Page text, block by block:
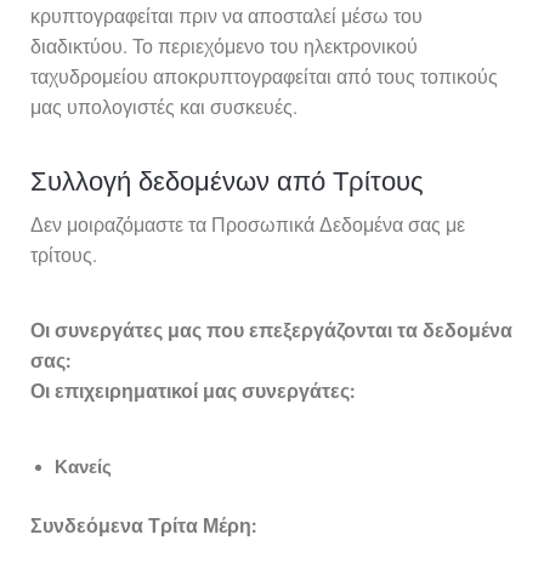
κρυπτογραφείται πριν να αποσταλεί μέσω του
διαδικτύου. Το περιεχόμενο του ηλεκτρονικού
ταχυδρομείου αποκρυπτογραφείται από τους τοπικούς
μας υπολογιστές και συσκευές.
Συλλογή δεδομένων από Τρίτους
Δεν μοιραζόμαστε τα Προσωπικά Δεδομένα σας με
τρίτους.
Οι συνεργάτες μας που επεξεργάζονται τα δεδομένα
σας:
Οι επιχειρηματικοί μας συνεργάτες:
Κανείς
Συνδεόμενα Τρίτα Μέρη: